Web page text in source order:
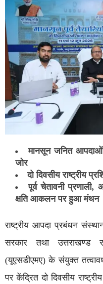
मानसून जनित आपदाओं
जोर
दो दिवसीय राष्ट्रीय
पूर्व चेतावनी
क्षति आकलन पर हुआ मंथन
राष्ट्रीय आपदा प्रबंधन
सरकार तथा उत्तराखण्ड
(यूएसडीएमए) के संयुक्त
पर केंद्रित दो दिवसीय